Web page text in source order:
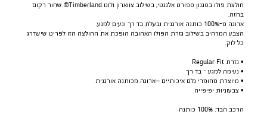
חולצת פולו בסגנון ספורט אלגנטי, בשילוב צווארון ולוגו Timberland® שחור רקום
בחזה.
ארוגה מ-100% כותנה אורגנית ובעלת בד רך ונעים למגע.
הצבע המרהיב בשילוב גזרת הפולו האהובה הופכת את החולצה הזו לפריט שישדרג
כל לוק.
• גזרת Regular Fit
• נעימה למגע - בד רך
• מיוצרת מחומרי גלם איכותיים –ארוגה מכותנה אורגנית
• צבעוניות יפיפייה
הרכב הבד: 100% כותנה